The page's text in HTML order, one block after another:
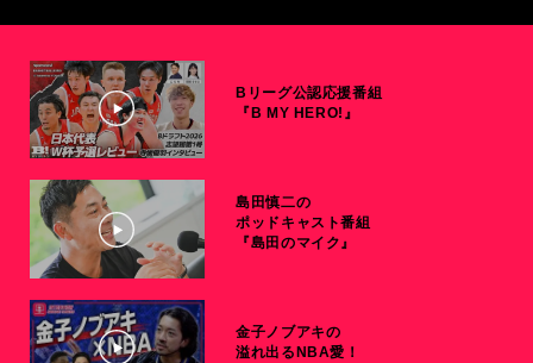
Bリーグ公認応援番組
『B MY HERO!』
島田慎二の
ポッドキャスト番組
『島田のマイク』
金子ノブアキの
溢れ出るNBA愛！